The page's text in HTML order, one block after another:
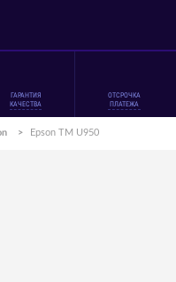
ГАРАНТИЯ
КАЧЕСТВА
ОТСРОЧКА
ПЛАТЕЖА
> Epson TM U950